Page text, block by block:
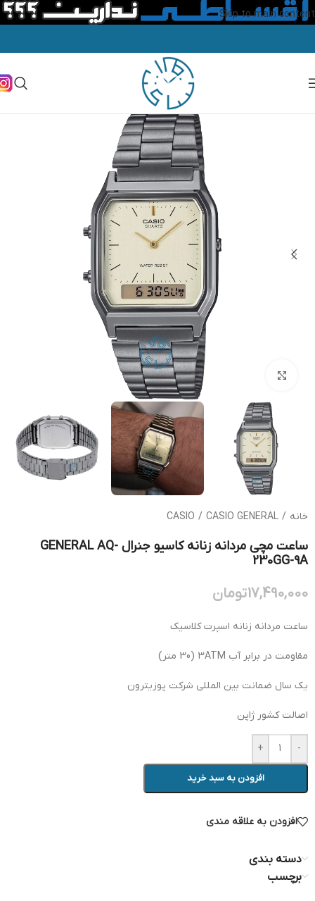
Skip to main content
خانه /
CASIO / CASIO GENERAL
ساعت مچی مردانه زنانه کاسیو جنرال GENERAL AQ-
230GG-9A
17,490,000تومان
ساعت مردانه زنانه اسپرت کلاسیک
مقاومت در برابر آب 3ATM (30 متر)
یک سال ضمانت بین المللی شرکت پوزیترون
اصالت کشور ژاپن
-
+
افزودن به سبد خرید
افزودن به علاقه مندی
دسته بندی
برچسب